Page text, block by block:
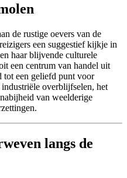
de rustige oevers van de
een suggestief kijkje in
haar blijvende culturele
een centrum van handel uit
een geliefd punt voor
overblijfselen, het
van weelderige
langs de